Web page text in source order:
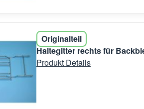
Originalteil
Haltegitter rechts für
Produkt Details